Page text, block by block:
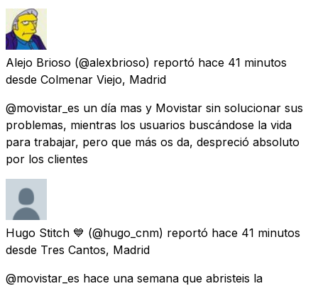
Alejo Brioso (@alexbrioso) reportó hace 41 minutos
desde Colmenar Viejo, Madrid
@movistar_es un día mas y Movistar sin solucionar sus
problemas, mientras los usuarios buscándose la vida
para trabajar, pero que más os da, despreció absoluto
por los clientes
Hugo Stitch 💙 (@hugo_cnm) reportó hace 41 minutos
desde Tres Cantos, Madrid
@movistar_es hace una semana que abristeis la